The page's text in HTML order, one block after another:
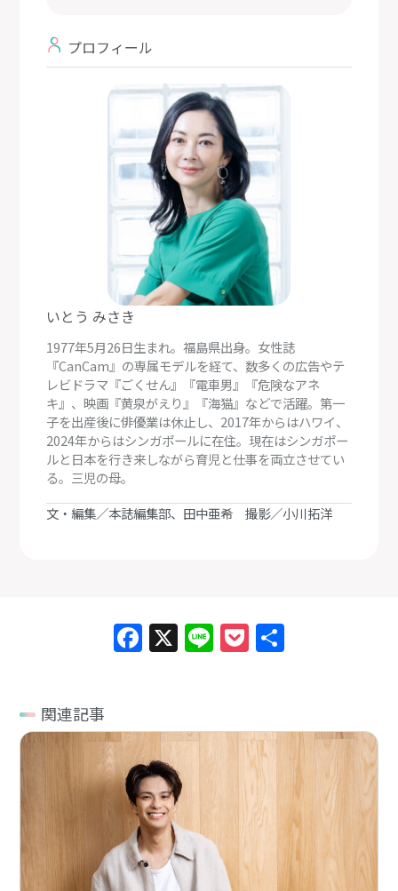
プロフィール
いとう みさき
1977年5月26日生まれ。福島県出身。女性誌
『CanCam』の専属モデルを経て、数多くの広告やテ
レビドラマ『ごくせん』『電車男』『危険なアネ
キ』、映画『黄泉がえり』『海猫』などで活躍。第一
子を出産後に俳優業は休止し、2017年からはハワイ、
2024年からはシンガポールに在住。現在はシンガポー
ルと日本を行き来しながら育児と仕事を両立させてい
る。三児の母。
文・編集／本誌編集部、田中亜希 撮影／小川拓洋
Facebook
X LinePocket
関連記事